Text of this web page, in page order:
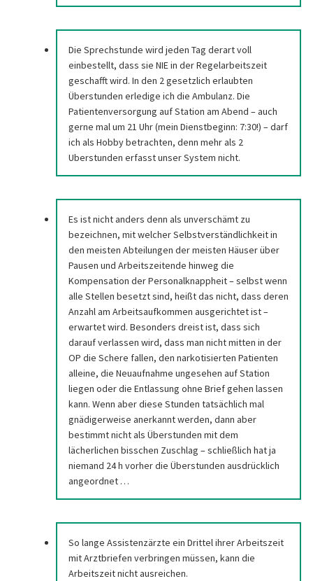
Die Sprechstunde wird jeden Tag derart voll
einbestellt, dass sie NIE in der Regelarbeitszeit
geschafft wird. In den 2 gesetzlich erlaubten
Überstunden erledige ich die Ambulanz. Die
Patientenversorgung auf Station am Abend – auch
gerne mal um 21 Uhr (mein Dienstbeginn: 7:30!) – darf
ich als Hobby betrachten, denn mehr als 2
Uberstunden erfasst unser System nicht.
Es ist nicht anders denn als unverschämt zu
bezeichnen, mit welcher Selbstverständlichkeit in
den meisten Abteilungen der meisten Häuser über
Pausen und Arbeitszeitende hinweg die
Kompensation der Personalknappheit – selbst wenn
alle Stellen besetzt sind, heißt das nicht, dass deren
Anzahl am Arbeitsaufkommen ausgerichtet ist –
erwartet wird. Besonders dreist ist, dass sich
darauf verlassen wird, dass man nicht mitten in der
OP die Schere fallen, den narkotisierten Patienten
alleine, die Neuaufnahme ungesehen auf Station
liegen oder die Entlassung ohne Brief gehen lassen
kann. Wenn aber diese Stunden tatsächlich mal
gnädigerweise anerkannt werden, dann aber
bestimmt nicht als Überstunden mit dem
lächerlichen bisschen Zuschlag – schließlich hat ja
niemand 24 h vorher die Überstunden ausdrücklich
angeordnet …
So lange Assistenzärzte ein Drittel ihrer Arbeitszeit
mit Arztbriefen verbringen müssen, kann die
Arbeitszeit nicht ausreichen.